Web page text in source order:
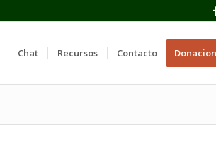
Chat Recursos Contacto